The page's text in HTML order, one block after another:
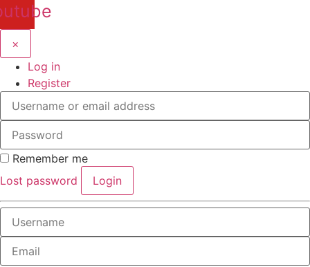
×
Log in
Register
Remember me
Lost password
Login